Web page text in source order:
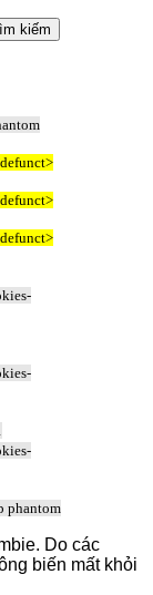
phantom
Do các
biến mất khỏi